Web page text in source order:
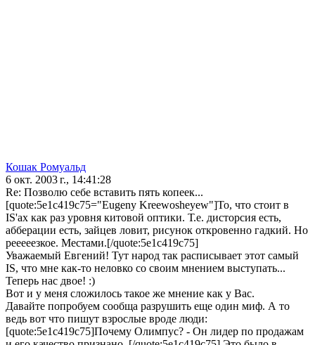
Кошак Ромуальд
6 окт. 2003 г., 14:41:28
Re: Позволю себе вставить пять копеек...
[quote:5e1c419c75="Eugeny Kreewosheyew"]То, что стоит в
IS'ах как раз уровня китовой оптики. Т.е. дисторсия есть,
абберации есть, зайцев ловит, рисунок откровенно гадкий. Но
рееееезкое. Местами.[/quote:5e1c419c75]
Уважаемый Евгений! Тут народ так расписывает этот самый
IS, что мне как-то неловко со своим мнением выступать...
Теперь нас двое! :)
Вот и у меня сложилось такое же мнение как у Вас.
Давайте попробуем сообща разрушить еще один миф. А то
ведь вот что пишут взрослые вроде люди:
[quote:5e1c419c75]Почему Олимпус? - Он лидер по продажам